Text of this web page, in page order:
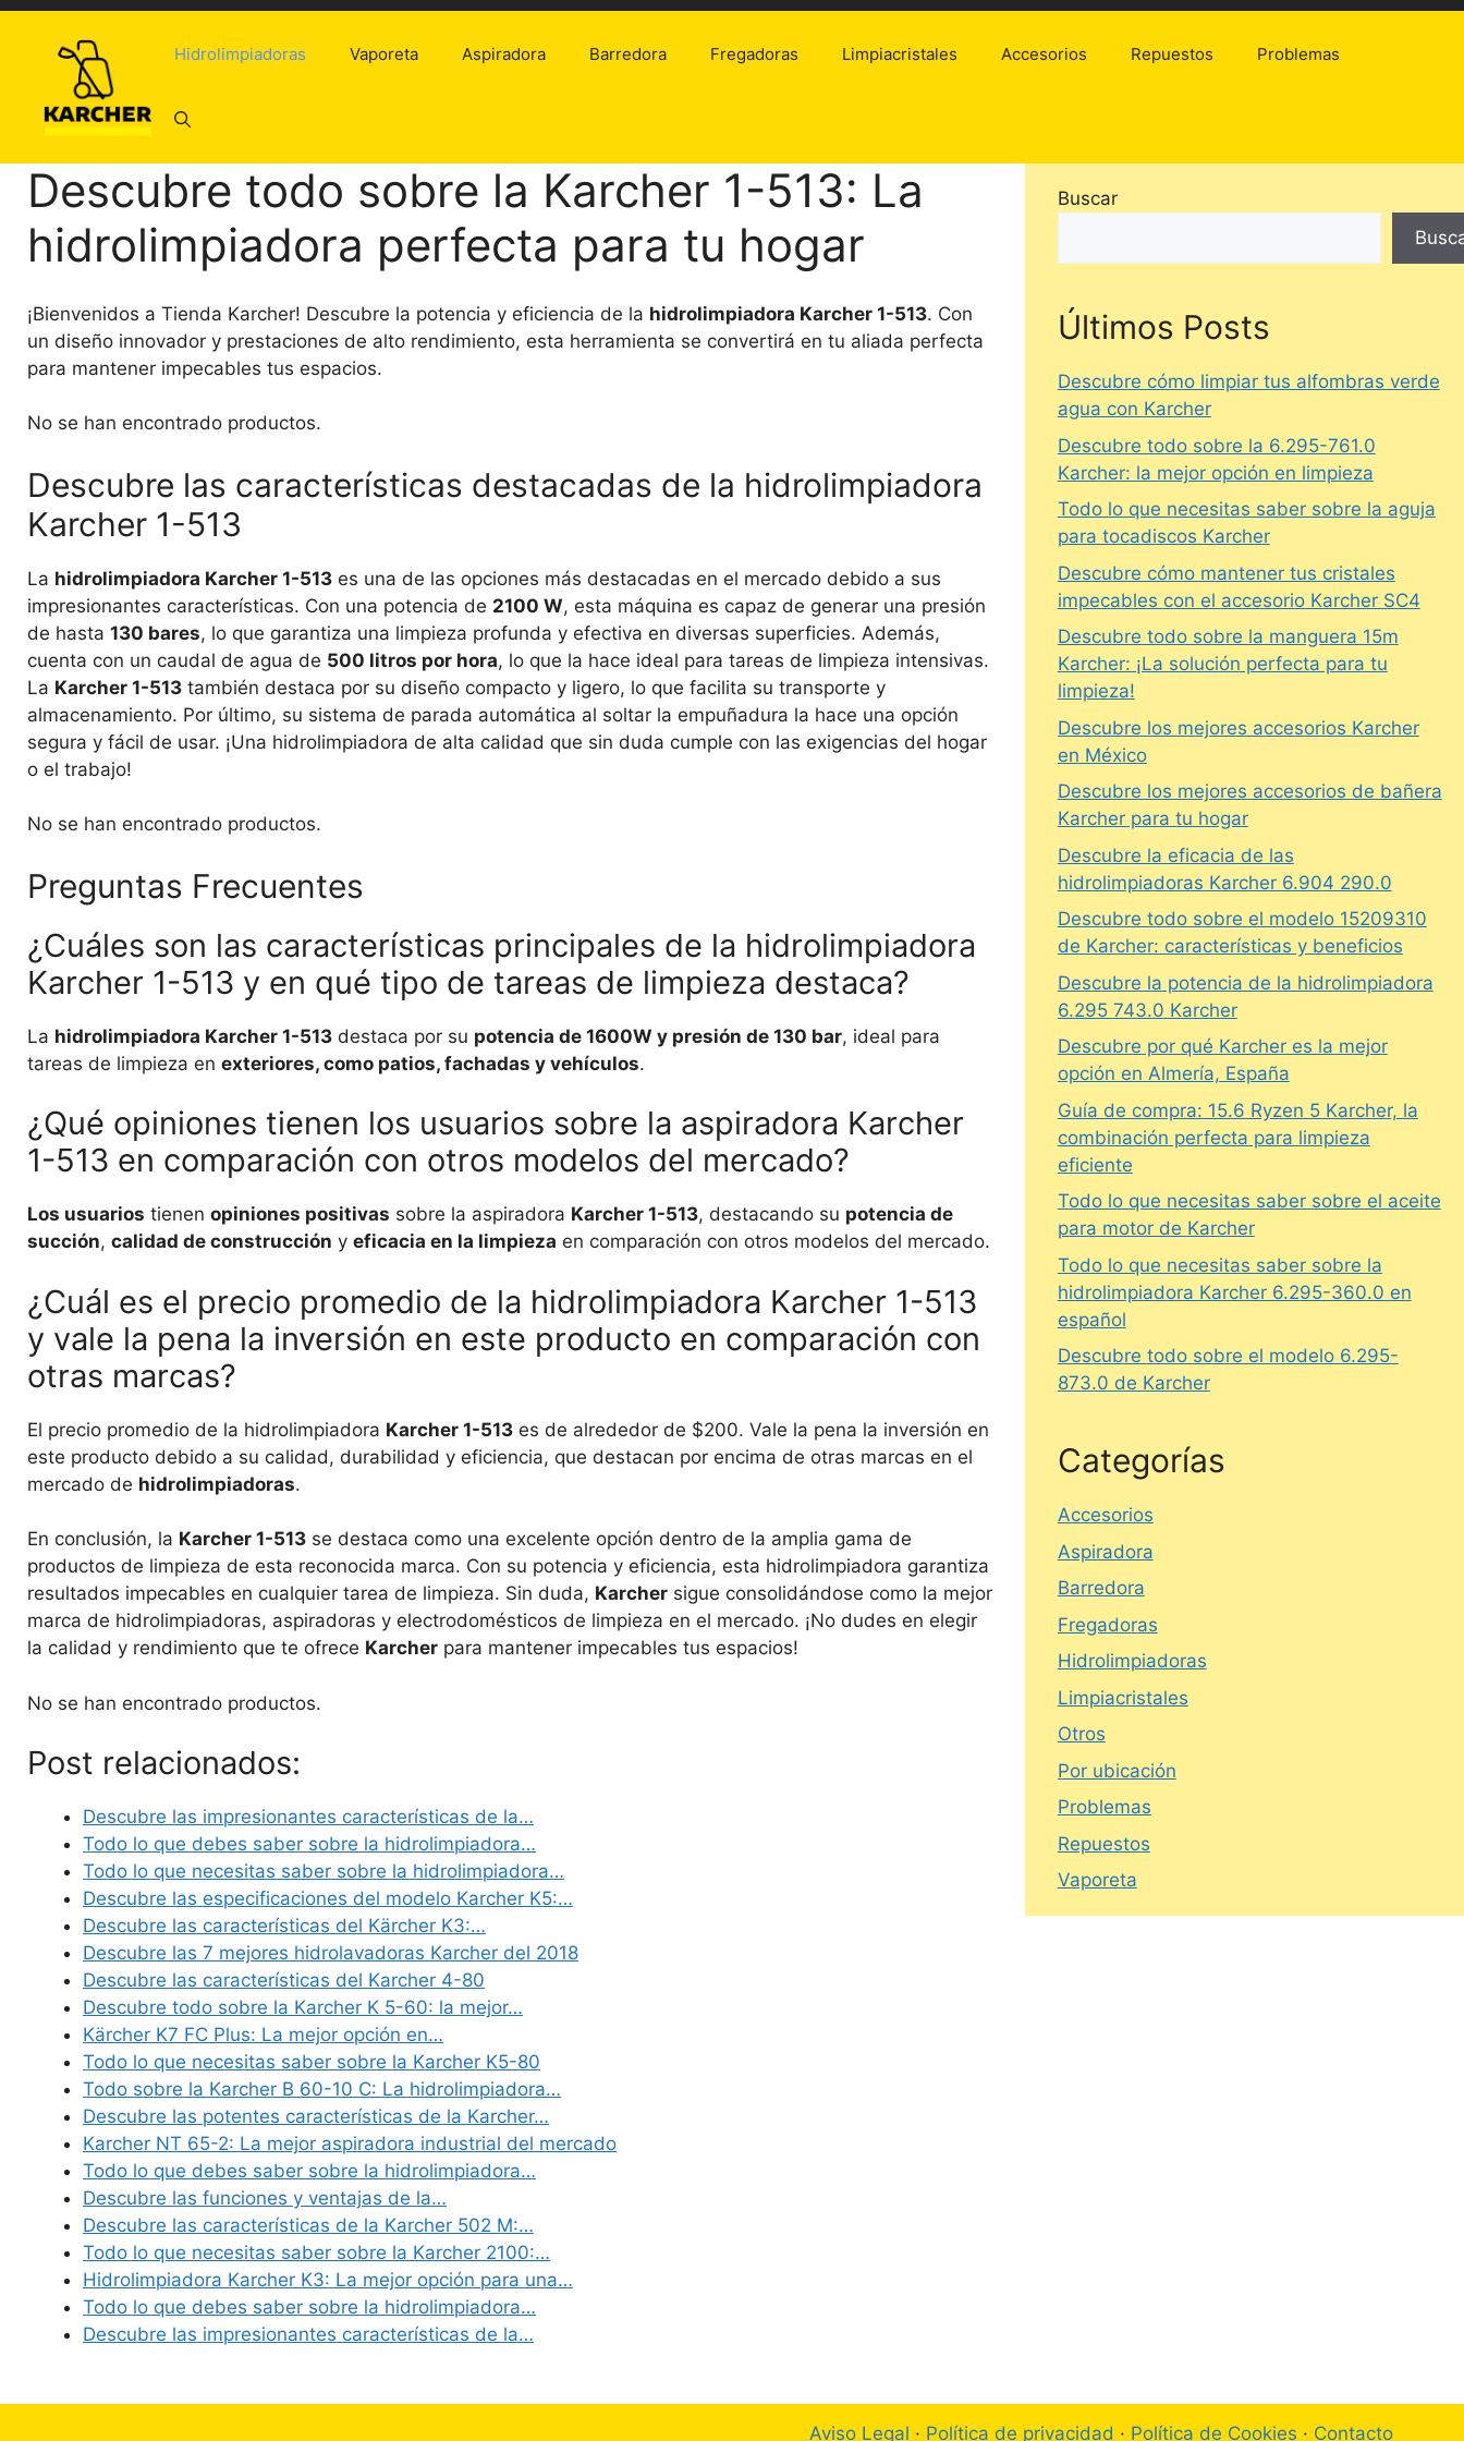
Saltar
contenido
Hidrolimpiadoras Vaporeta Aspiradora Barredora Fregadoras Limpiacristales Accesorios Repuestos Problemas
Descubre todo sobre la Karcher 1-513: La
hidrolimpiadora perfecta para tu hogar
¡Bienvenidos a Tienda Karcher! Descubre la potencia y eficiencia de la hidrolimpiadora Karcher 1-513. Con
un diseño innovador y prestaciones de alto rendimiento, esta herramienta se convertirá en tu aliada perfecta
para mantener impecables tus espacios.
No se han encontrado productos.
Descubre las características destacadas de la hidrolimpiadora
Karcher 1-513
La hidrolimpiadora Karcher 1-513 es una de las opciones más destacadas en el mercado debido a sus
impresionantes características. Con una potencia de 2100 W, esta máquina es capaz de generar una presión
de hasta 130 bares, lo que garantiza una limpieza profunda y efectiva en diversas superficies. Además,
cuenta con un caudal de agua de 500 litros por hora, lo que la hace ideal para tareas de limpieza intensivas.
La Karcher 1-513 también destaca por su diseño compacto y ligero, lo que facilita su transporte y
almacenamiento. Por último, su sistema de parada automática al soltar la empuñadura la hace una opción
segura y fácil de usar. ¡Una hidrolimpiadora de alta calidad que sin duda cumple con las exigencias del hogar
o el trabajo!
No se han encontrado productos.
Preguntas Frecuentes
¿Cuáles son las características principales de la hidrolimpiadora
Karcher 1-513 y en qué tipo de tareas de limpieza destaca?
La hidrolimpiadora Karcher 1-513 destaca por su potencia de 1600W y presión de 130 bar, ideal para
tareas de limpieza en exteriores, como patios, fachadas y vehículos.
¿Qué opiniones tienen los usuarios sobre la aspiradora Karcher
1-513 en comparación con otros modelos del mercado?
Los usuarios tienen opiniones positivas sobre la aspiradora Karcher 1-513, destacando su potencia de
succión, calidad de construcción y eficacia en la limpieza en comparación con otros modelos del mercado.
¿Cuál es el precio promedio de la hidrolimpiadora Karcher 1-513
y vale la pena la inversión en este producto en comparación con
otras marcas?
El precio promedio de la hidrolimpiadora Karcher 1-513 es de alrededor de $200. Vale la pena la inversión en
este producto debido a su calidad, durabilidad y eficiencia, que destacan por encima de otras marcas en el
mercado de hidrolimpiadoras.
En conclusión, la Karcher 1-513 se destaca como una excelente opción dentro de la amplia gama de
productos de limpieza de esta reconocida marca. Con su potencia y eficiencia, esta hidrolimpiadora garantiza
resultados impecables en cualquier tarea de limpieza. Sin duda, Karcher sigue consolidándose como la mejor
marca de hidrolimpiadoras, aspiradoras y electrodomésticos de limpieza en el mercado. ¡No dudes en elegir
la calidad y rendimiento que te ofrece Karcher para mantener impecables tus espacios!
No se han encontrado productos.
Post relacionados:
Descubre las impresionantes características de la…
Todo lo que debes saber sobre la hidrolimpiadora…
Todo lo que necesitas saber sobre la hidrolimpiadora…
Descubre las especificaciones del modelo Karcher K5:…
Descubre las características del Kärcher K3:…
Descubre las 7 mejores hidrolavadoras Karcher del 2018
Descubre las características del Karcher 4-80
Descubre todo sobre la Karcher K 5-60: la mejor…
Kärcher K7 FC Plus: La mejor opción en…
Todo lo que necesitas saber sobre la Karcher K5-80
Todo sobre la Karcher B 60-10 C: La hidrolimpiadora…
Descubre las potentes características de la Karcher…
Karcher NT 65-2: La mejor aspiradora industrial del mercado
Todo lo que debes saber sobre la hidrolimpiadora…
Descubre las funciones y ventajas de la…
Descubre las características de la Karcher 502 M:…
Todo lo que necesitas saber sobre la Karcher 2100:…
Hidrolimpiadora Karcher K3: La mejor opción para una…
Todo lo que debes saber sobre la hidrolimpiadora…
Descubre las impresionantes características de la…
Buscar
Últimos Posts
Descubre cómo limpiar tus alfombras verde
agua con Karcher
Descubre todo sobre la 6.295-761.0
Karcher: la mejor opción en limpieza
Todo lo que necesitas saber sobre la aguja
para tocadiscos Karcher
Descubre cómo mantener tus cristales
impecables con el accesorio Karcher SC4
Descubre todo sobre la manguera 15m
Karcher: ¡La solución perfecta para tu
limpieza!
Descubre los mejores accesorios Karcher
en México
Descubre los mejores accesorios de bañera
Karcher para tu hogar
Descubre la eficacia de las
hidrolimpiadoras Karcher 6.904 290.0
Descubre todo sobre el modelo 15209310
de Karcher: características y beneficios
Descubre la potencia de la hidrolimpiadora
6.295 743.0 Karcher
Descubre por qué Karcher es la mejor
opción en Almería, España
Guía de compra: 15.6 Ryzen 5 Karcher, la
combinación perfecta para limpieza
eficiente
Todo lo que necesitas saber sobre el aceite
para motor de Karcher
Todo lo que necesitas saber sobre la
hidrolimpiadora Karcher 6.295-360.0 en
español
Descubre todo sobre el modelo 6.295-
873.0 de Karcher
Categorías
Accesorios
Aspiradora
Barredora
Fregadoras
Hidrolimpiadoras
Limpiacristales
Otros
Por ubicación
Problemas
Repuestos
Vaporeta
Aviso Legal · Política de privacidad · Política de Cookies · Contacto